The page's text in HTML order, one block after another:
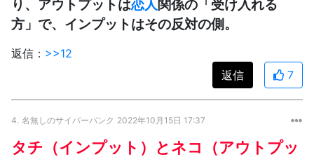
り、アウトプットは恋人関係の「受け入れる
方」で、インプットはその反対の側。
返信： >>12
返信
7
4. 名無しのサイバーパンク 2022年10月15日 17:37
タチ（インプット）とネコ（アウトプッ